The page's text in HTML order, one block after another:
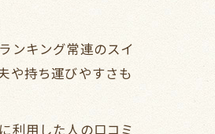
ンキング常連のスイ
や持ち運びやすさも
利用した人の口コミ